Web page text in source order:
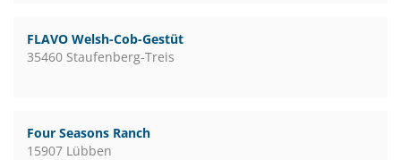
FLAVO Welsh-Cob-Gestüt
35460 Staufenberg-Treis
Four Seasons Ranch
15907 Lübben